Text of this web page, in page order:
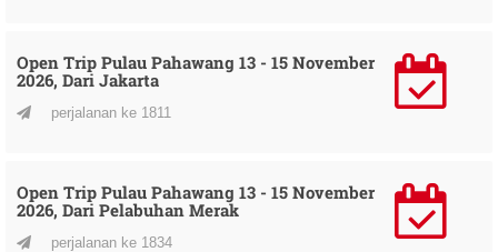
Open Trip Pulau Pahawang 13 - 15 November
2026, Dari Jakarta
perjalanan ke 1811
Open Trip Pulau Pahawang 13 - 15 November
2026, Dari Pelabuhan Merak
perjalanan ke 1834